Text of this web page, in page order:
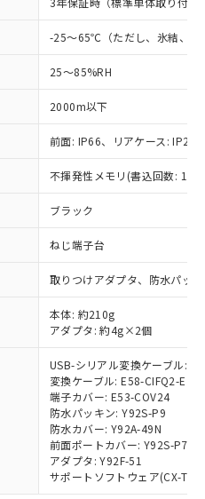
-25～65℃（ただし、氷結、結
25～85%RH
2000m以下
前面: IP66、リアケース: IP20
不揮発性メモリ(書込回数: 100
ブラック
ねじ端子台
取りつけアダプタ、防水パッ
本体: 約210g
アダプタ: 約4g×2個
USB-シリアル変換ケーブル:
変換ケーブル: E58-CIFQ2-E
端子カバー: E53-COV24
防水パッキン: Y92S-P9
防水カバー: Y92A-49N
前面ポートカバー: Y92S-P7
アダプタ: Y92F-51
サポートソフトウェア(CX-
業取扱商品の中には、
象外となる商品もある
ださい。
標準価格照会結果は、
日時点での社内デー
れるものであり、閲
実際の在庫および標
る場合があることをご
および標準価格はお客
またはお客様担当のオ
売店・当社販売員に
販売店や当社販売拠
トワーク
」をご確認
標準価格結果を当社の
三者に漏洩または開
いします。
（部品リスト作成サー
いただくには、I-Web
登録されている必要が
ブサイト上で当社にご
ストについて、当社
同利用者が、当社の製
関するお客様との取
、非含有部品として
判明した場合などや
があります。
(Hg) 1000ppm以下、 カド
以下、ポリ臭化ビフェニル
臭化ジフェニルエーテル類
ル酸ビス(2-エチルヘキシ
以下、フタル酸ブチ
以下、フタル酸ジブチル
タル酸ジイソブチル
については閾値を超える意
しています。
況などにより、予定
ります。
ウンロード
ダウンロードするこ
含有率が中国RoHSの
とを示します。
(GB/T26572)：
、 PBBs(ポリ臭化ビフェ
ポリ臭化ジフェニルエーテ
、 DIBP(フタル酸ジ
フタル酸ブチルベンジ
ルヘキシル)) : 1000ppm
物質）のすべてが基
示します。
況下において有害物
環境に深刻な影響を
します。
当社販売部門へお問
貴社製品のうち、外国
貿易法に定める商品
等」という）を輸出
提供する場合は、日本
(または役務取引許
どの必要な手続きを
を破棄する場合は、完
ど、違法に輸出されな
段を講じます。
を、核兵器、ミサイ
物兵器またはその他
らの製造装置等に一切
品を第三者に販売する
2および3の内容を当
します。また当社は、
売に係わる関係者が違
それがある場合は、取
ません。
の在庫あり
たないが在庫あり
新の在庫状況につ
客様のお取引先、ま
担当のオムロン制御
・当社販売員にご確
種、また在庫状況の
していない機種